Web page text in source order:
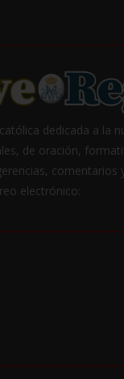
dedicada a la
de oración,
comentarios
electrónico: